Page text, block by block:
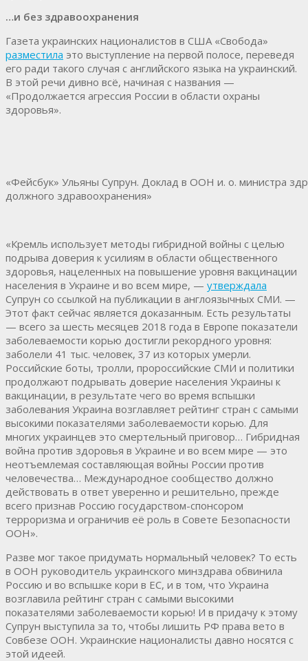
…и без здравоохранения
Газета украинских националистов в США «Свобода»
разместила это выступление на первой полосе, переведя
его ради такого случая с английского языка на украинский.
В этой речи дивно всё, начиная с названия —
«Продолжается агрессия России в области охраны
здоровья».
«Фейсбук» Ульяны Супрун. Доклад в ООН и. о. министра
должного здравоохранения»
«Кремль использует методы гибридной войны с целью
подрыва доверия к усилиям в области общественного
здоровья, нацеленных на повышение уровня вакцинации
населения в Украине и во всем мире, — утверждала
Супрун со ссылкой на публикации в англоязычных СМИ. —
Этот факт сейчас является доказанным. Есть результаты
— всего за шесть месяцев 2018 года в Европе показатели
заболеваемости корью достигли рекордного уровня:
заболели 41 тыс. человек, 37 из которых умерли.
Российские боты, тролли, пророссийские СМИ и политики
продолжают подрывать доверие населения Украины к
вакцинации, в результате чего во время вспышки
заболевания Украина возглавляет рейтинг стран с самыми
высокими показателями заболеваемости корью. Для
многих украинцев это смертельный приговор… Гибридная
война против здоровья в Украине и во всем мире — это
неотъемлемая составляющая войны России против
человечества… Международное сообщество должно
действовать в ответ уверенно и решительно, прежде
всего признав Россию государством-спонсором
терроризма и ограничив её роль в Совете Безопасности
ООН».
Разве мог такое придумать нормальный человек? То есть
в ООН руководитель украинского минздрава обвинила
Россию и во вспышке кори в ЕС, и в том, что Украина
возглавила рейтинг стран с самыми высокими
показателями заболеваемости корью! И в придачу к этому
Супрун выступила за то, чтобы лишить РФ права вето в
Совбезе ООН. Украинские националисты давно носятся с
этой идеей.